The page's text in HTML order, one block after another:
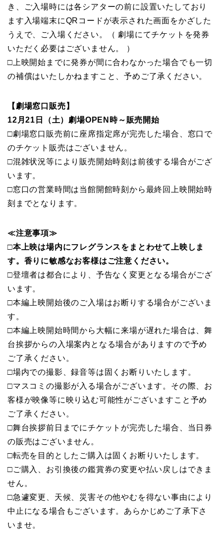
き、ご入場時には各シアターの前に設置いたしており
ます入場端末にQRコードが表示された画面をかざした
うえで、ご入場ください。（ 劇場にてチケットを発券
いただく必要はございません。 ）
□上映開始までに発券が間に合わなかった場合でも一切
の補償はいたしかねますこと、予めご了承ください。
【劇場窓口販売】
12月21日（土）劇場OPEN時～販売開始
□劇場窓口販売前に座席指定席が完売した場合、窓口で
のチケット販売はございません。
□混雑状況等により販売開始時刻は前後する場合がござ
います。
□窓口の営業時間は当館開館時刻から最終回上映開始時
刻までとなります。
≪注意事項≫
□本上映は場内にフレグランスをまとわせて上映しま
す。香りに敏感なお客様はご注意ください。
□登壇者は都合により、予告なく変更となる場合がござ
います。
□本編上映開始後のご入場はお断りする場合がございま
す。
□本編上映開始時間から大幅に来場が遅れた場合は、舞
台挨拶からの入場案内となる場合がありますので予め
ご了承ください。
□場内での撮影、録音等は固くお断りいたします。
□マスコミの撮影が入る場合がございます。その際、お
客様が映像等に映り込む可能性がございますこと予め
ご了承ください。
□舞台挨拶前日までにチケットが完売した場合、当日券
の販売はございません。
□転売を目的としたご購入は固くお断りいたします。
□ご購入、お引換後の鑑賞券の変更や払い戻しはできま
せん。
□急遽変更、天候、災害その他やむを得ない事由により
中止になる場合もございます。あらかじめご了承下さ
いませ。